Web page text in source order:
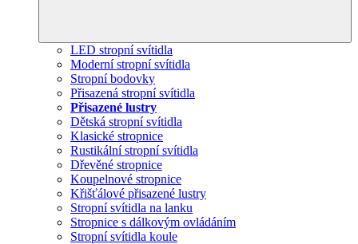
LED stropní svítidla
Moderní stropní svítidla
Stropní bodovky
Přisazená stropní svítidla
Přisazené lustry
Dětská stropní svítidla
Klasické stropnice
Rustikální stropní svítidla
Dřevěné stropnice
Koupelnové stropnice
Křišťálové přisazené lustry
Stropní svítidla na lanku
Stropnice s dálkovým ovládáním
Stropní svítidla koule